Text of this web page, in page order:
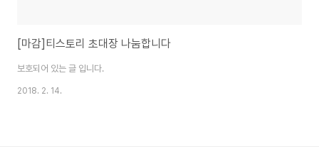
[마감]티스토리 초대장 나눔합니다
보호되어 있는 글 입니다.
2018. 2. 14.